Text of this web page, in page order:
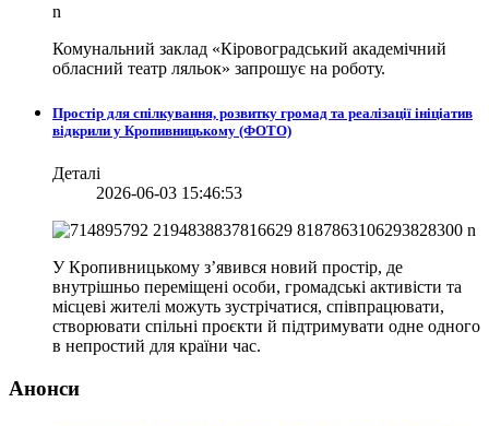
Комунальний заклад «Кіровоградський академічний
обласний театр ляльок» запрошує на роботу.
Простір для спілкування, розвитку громад та реалізації ініціатив
відкрили у Кропивницькому (ФОТО)
Деталі
2026-06-03 15:46:53
У Кропивницькому з’явився новий простір, де
внутрішньо переміщені особи, громадські активісти та
місцеві жителі можуть зустрічатися, співпрацювати,
створювати спільні проєкти й підтримувати одне одного
в непростий для країни час.
Анонси